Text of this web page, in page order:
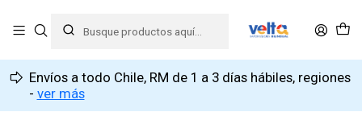
Envíos a todo Chile, RM de 1 a 3 días hábiles, regiones
- ver más